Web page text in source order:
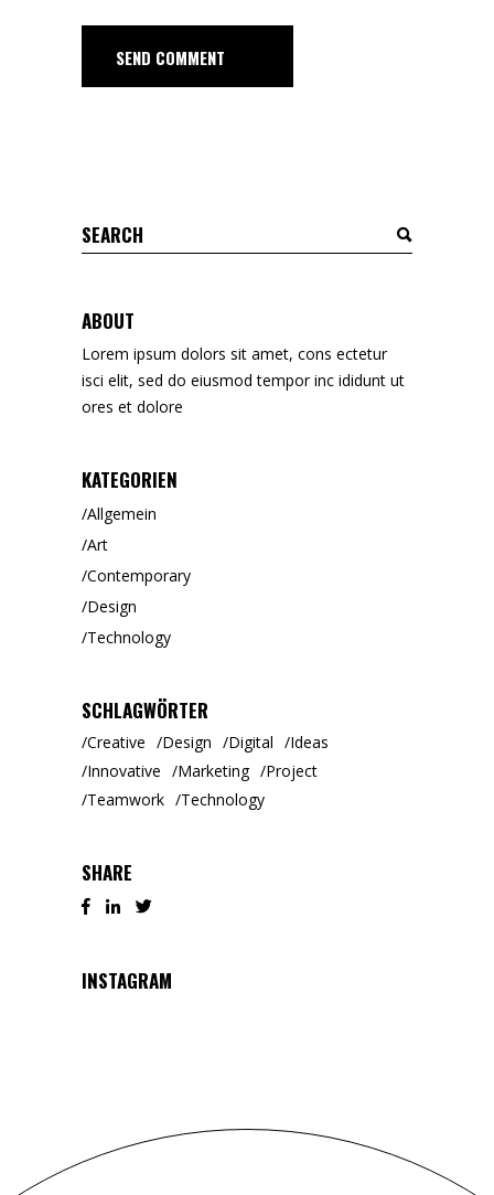
SEND COMMENT
ABOUT
Lorem ipsum dolors sit amet, cons ectetur
isci elit, sed do eiusmod tempor inc ididunt ut
ores et dolore
KATEGORIEN
Allgemein
Art
Contemporary
Design
Technology
SCHLAGWÖRTER
Creative Design Digital
Ideas
Innovative
Marketing
Project
Teamwork
Technology
SHARE
INSTAGRAM